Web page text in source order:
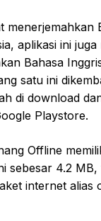
menerjemahkan
aplikasi ini
Bahasa
satu ini
di download
Playstore.
Offline
sebesar 4.2 MB,
internet alias